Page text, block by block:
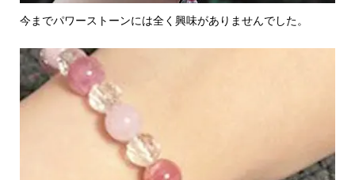
今までパワーストーンには全く興味がありませんでした。